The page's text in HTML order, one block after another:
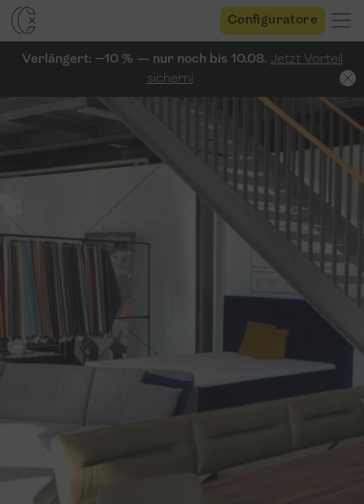
Configuratore
Verlängert: −10 % — nur noch bis 10.08. Jetzt Vorteil
sichern!